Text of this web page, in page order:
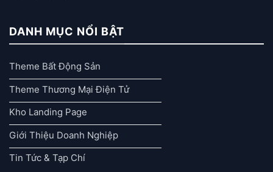
DANH MỤC NỔI BẬT
Theme Bất Động Sản
Theme Thương Mại Điện Tử
Kho Landing Page
Giới Thiệu Doanh Nghiệp
Tin Tức & Tạp Chí